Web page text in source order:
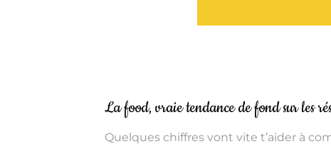
La food, vraie tendance de fond sur les
Quelques chiffres vont vite t’aider à